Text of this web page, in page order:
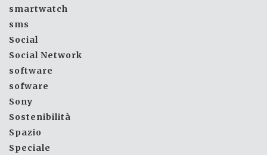
smartwatch
sms
Social
Social Network
software
sofware
Sony
Sostenibilità
Spazio
Speciale